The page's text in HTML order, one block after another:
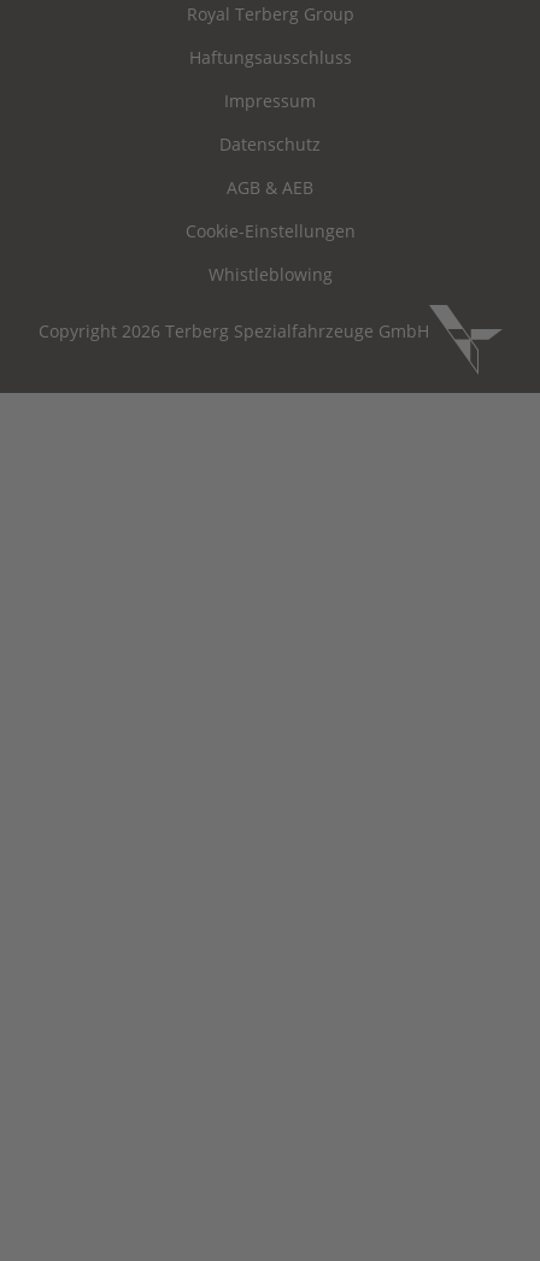
Royal Terberg Group
Haftungsausschluss
Impressum
Datenschutz
AGB & AEB
Cookie-Einstellungen
Whistleblowing
Copyright 2026 Terberg Spezialfahrzeuge GmbH